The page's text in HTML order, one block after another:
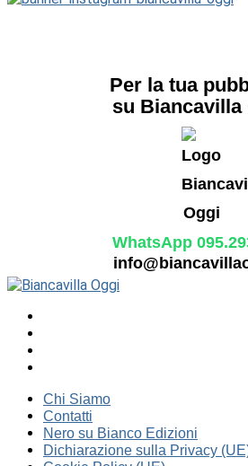
Per la tua
su Biancavilla
WhatsApp
Chi Siamo
Contatti
Nero su Bianco Edizioni
Dichiarazione sulla Privacy